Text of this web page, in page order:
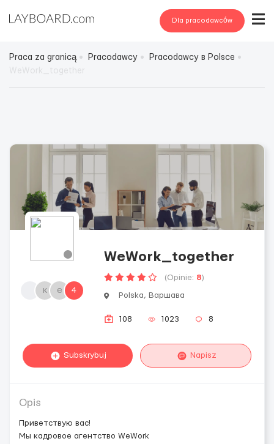
Dla pracodawców
Praca za granicą Pracodawcy
Pracodawcy в Polsce
к e 4
WeWork_together
(Opinie: 8)
Polska, Варшава
108 1023 8
Subskrybuj Napisz
Opis
Приветствую вас!
Мы кадровое агентство WeWork